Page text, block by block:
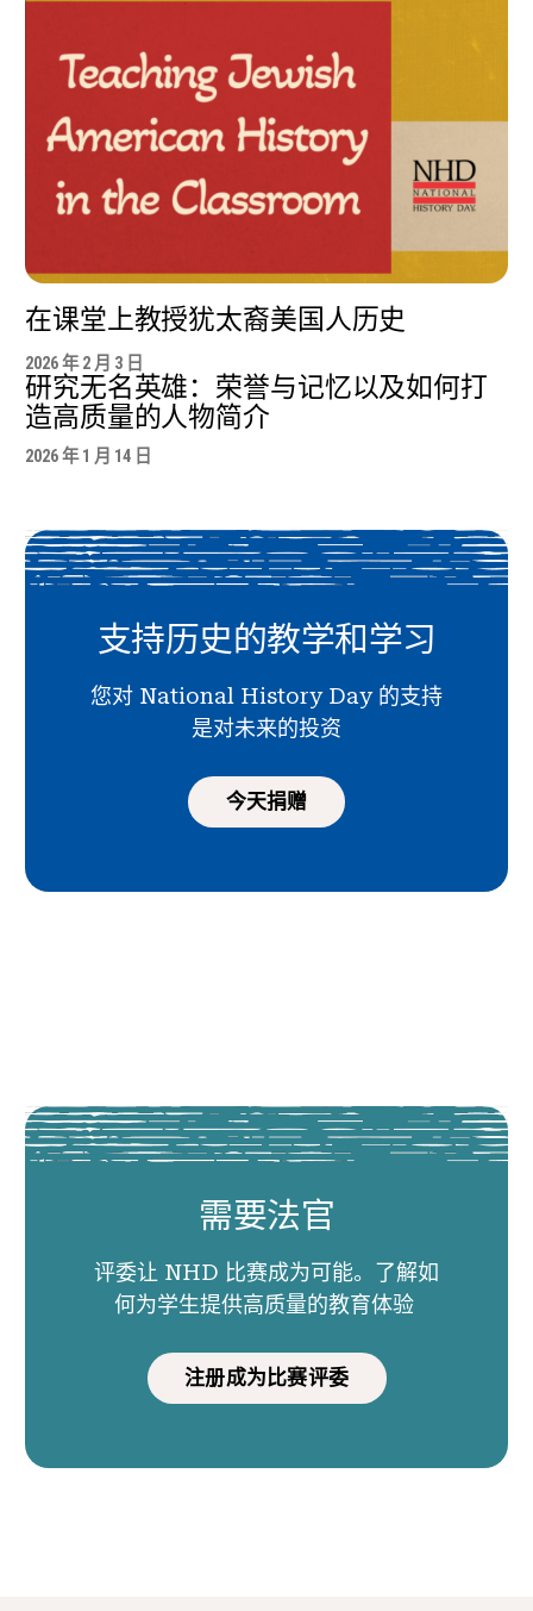
在课堂上教授犹太裔美国人历史
2026 年 2 月 3 日
研究无名英雄：荣誉与记忆以及如何打
造高质量的人物简介
2026 年 1 月 14 日
支持历史的教学和学习
您对 National History Day 的支持
是对未来的投资
今天捐赠
需要法官
评委让 NHD 比赛成为可能。了解如
何为学生提供高质量的教育体验
注册成为比赛评委